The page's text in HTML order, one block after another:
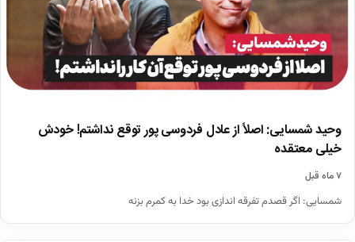
وحید شمسایی: اصلاً از عادل فردوسی پور توقع نداشتم! خودش
خیلی معتقده
۷ ماه قبل
شمسایی: اگر قصدم تفرقه اندازی بود خدا به کمرم بزنه